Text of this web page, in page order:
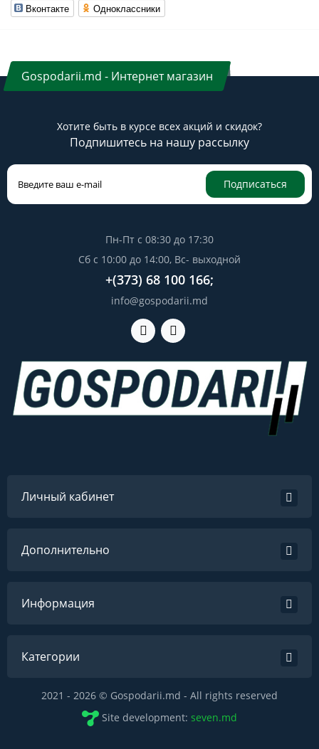
Вконтакте
Одноклассники
Gospodarii.md - Интернет магазин
Хотите быть в курсе всех акций и скидок?
Подпишитесь на нашу рассылку
Подписаться
Пн-Пт с 08:30 до 17:30
Сб с 10:00 до 14:00, Вс- выходной
+(373) 68 100 166;
info@gospodarii.md
Личный кабинет
Дополнительно
Информация
Категории
2021 - 2026 © Gospodarii.md - All rights reserved
Site development: seven.md